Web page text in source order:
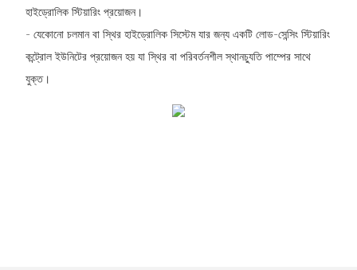
হাইড্রোলিক স্টিয়ারিং প্রয়োজন।
- যেকোনো চলমান বা স্থির হাইড্রোলিক সিস্টেম যার জন্য একটি লোড-সেন্সিং স্টিয়ারিং
কন্ট্রোল ইউনিটের প্রয়োজন হয় যা স্থির বা পরিবর্তনশীল স্থানচ্যুতি পাম্পের সাথে
যুক্ত।